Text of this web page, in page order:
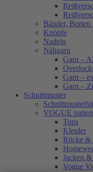
Bänder,
Knöpfe
Nadeln
Nähgarn
Garn –
Garn –
Garn –
Schnittmuster
VOGUE
Tops
Kleider
Röcke &
Jacken
Vogue